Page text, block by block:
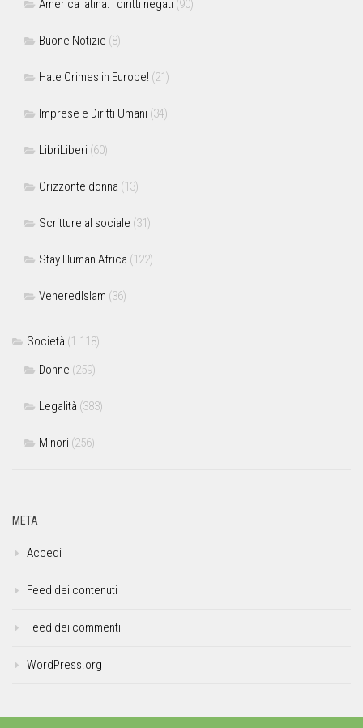
America latina: i diritti negati (90)
Buone Notizie (8)
Hate Crimes in Europe! (21)
Imprese e Diritti Umani (34)
LibriLiberi (60)
Orizzonte donna (13)
Scritture al sociale (31)
Stay Human Africa (122)
VeneredIslam (36)
Società (1.118)
Donne (259)
Legalità (383)
Minori (256)
META
Accedi
Feed dei contenuti
Feed dei commenti
WordPress.org